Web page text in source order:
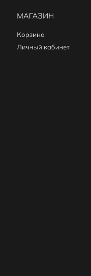
МАГАЗИН
Корзина
Личный кабинет